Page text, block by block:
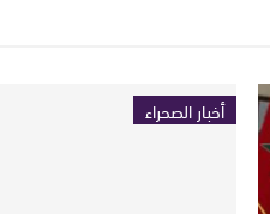
أخبار الصحراء